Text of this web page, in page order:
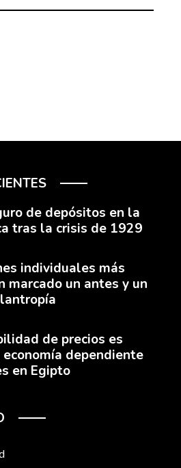
de depósitos en la
tras la crisis de 1929
individuales más
marcado un antes y un
de precios es
dependiente
en Egipto